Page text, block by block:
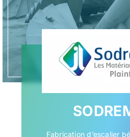
Fabrication d’escalier